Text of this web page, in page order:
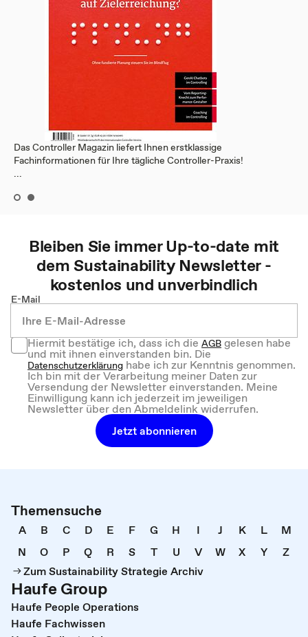
Das Controller Magazin liefert Ihnen erstklassige
Fachinformationen für Ihre tägliche Controller-Praxis!
...
Bleiben Sie immer Up-to-date mit
demSustainability Newsletter -
kostenlos und unverbindlich
E-Mail
Hiermit bestätige ich, dass ich dieAGBgelesen habe
und mit ihnen einverstanden bin. Die
Datenschutzerklärung habe ich zur Kenntnis genommen.
Ich bin mit der Verarbeitung meiner Daten zur
Versendung der Newsletter einverstanden. Meine
Einwilligung kann ich jederzeit im jeweiligen
Newsletter über den Abmeldelink widerrufen.
Jetzt abonnieren
Themensuche
A B C D E F G H I J K L
M
N
O P Q R S T U V W X Y
Z
Zum Sustainability Strategie Archiv
Haufe Group
Haufe People Operations
Haufe Fachwissen